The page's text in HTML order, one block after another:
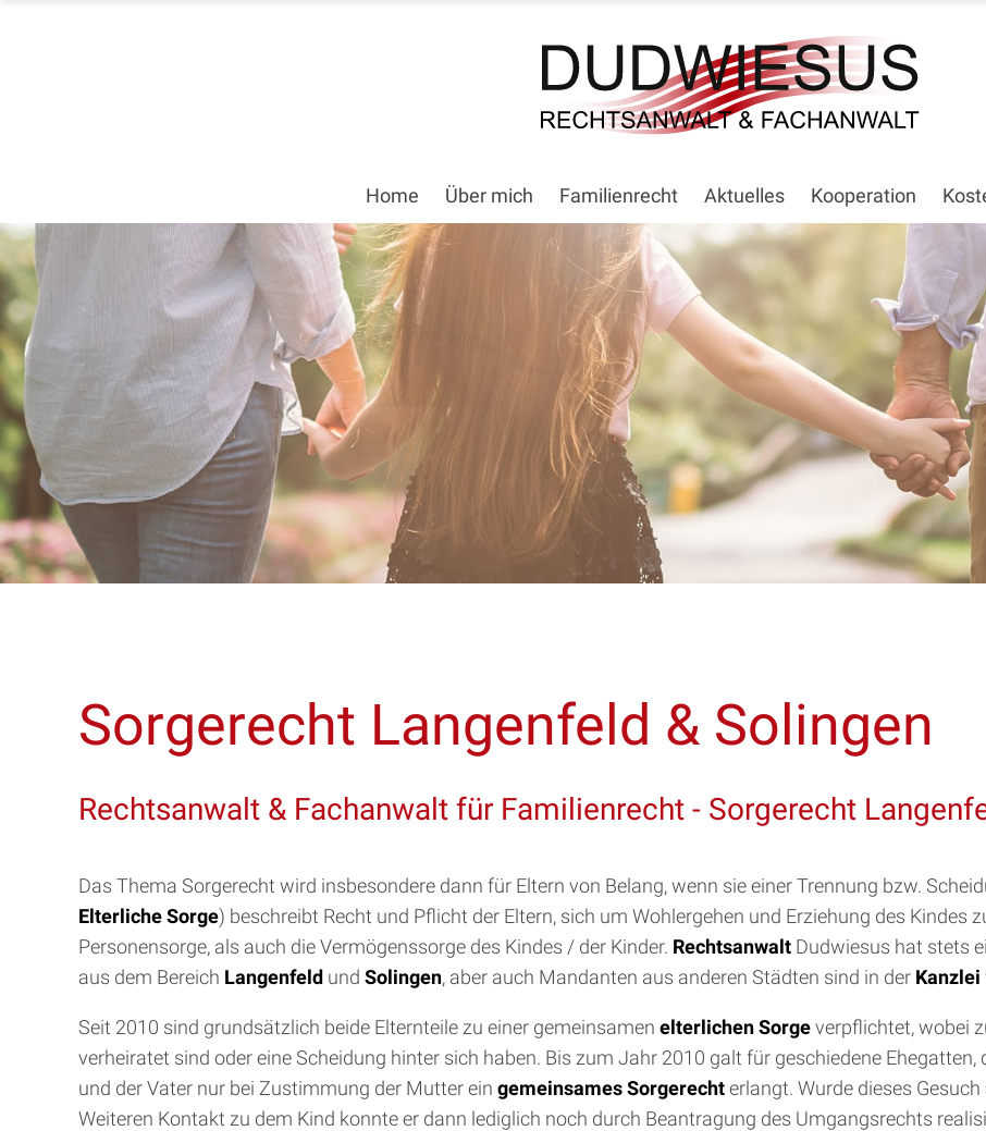
Home Über mich Familienrecht Aktuelles Kooperation
Sorgerecht Langenfeld & Solingen
Rechtsanwalt & Fachanwalt für Familienrecht - Sorgerecht
Das Thema Sorgerecht wird insbesondere dann für Eltern von Belang, wenn sie einer Trennung bzw.
Elterliche Sorge) beschreibt Recht und Pflicht der Eltern, sich um Wohlergehen und Erziehung des Kindes
Personensorge, als auch die Vermögenssorge des Kindes / der Kinder. Rechtsanwalt Dudwiesus hat stets
aus dem Bereich Langenfeld und Solingen, aber auch Mandanten aus anderen Städten sind in der Kanzlei
Seit 2010 sind grundsätzlich beide Elternteile zu einer gemeinsamen elterlichen Sorgeverpflichtet, wobei
verheiratet sind oder eine Scheidung hinter sich haben. Bis zum Jahr 2010 galt für geschiedene
und der Vater nur bei Zustimmung der Mutter ein gemeinsames Sorgerechterlangt. Wurde dieses
Weiteren Kontakt zu dem Kind konnte er dann lediglich noch durch Beantragung des Umgangsrechts